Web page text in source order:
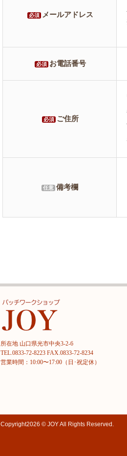
必須 メールアドレス
必須 お電話番号
必須 ご住所
任意 備考欄
所在地 山口県光市中央3-2-6
TEL.0833-72-8223 FAX.0833-72-8234
営業時間：10:00〜17:00（日･祝定休）
Copyright2026 © JOYAll Rights Reserved.